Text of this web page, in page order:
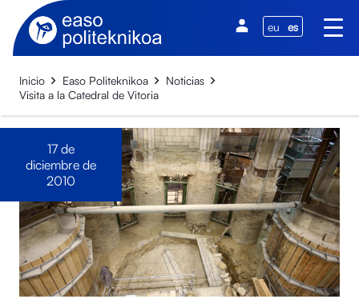
eu es
Inicio Easo Politeknikoa
Noticias
Visita a la Catedral de Vitoria
17 de
diciembre de
2010